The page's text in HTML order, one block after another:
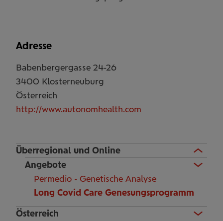
Überregional und Online
Angebote
Permedio - Genetische Analyse
Long Covid Care Genesungsprogramm
Österreich
Adresse
Babenbergergasse 24-26
3400 Klosterneuburg
Österreich
http://www.autonomhealth.com